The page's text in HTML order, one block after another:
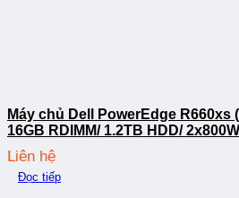
Máy chủ Dell PowerEdge R660xs
16GB RDIMM/ 1.2TB HDD/
Liên hệ
Đọc tiếp